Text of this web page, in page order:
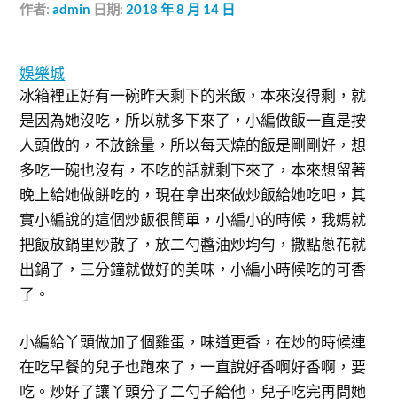
作者:admin 日期: 2018 年 8 月 14 日
娛樂城
冰箱裡正好有一碗昨天剩下的米飯，本來沒得剩，就
是因為她沒吃，所以就多下來了，小編做飯一直是按
人頭做的，不放餘量，所以每天燒的飯是剛剛好，想
多吃一碗也沒有，不吃的話就剩下來了，本來想留著
晚上給她做餅吃的，現在拿出來做炒飯給她吃吧，其
實小編說的這個炒飯很簡單，小編小的時候，我媽就
把飯放鍋里炒散了，放二勺醬油炒均勻，撒點蔥花就
出鍋了，三分鐘就做好的美味，小編小時候吃的可香
了。
小編給丫頭做加了個雞蛋，味道更香，在炒的時候連
在吃早餐的兒子也跑來了，一直說好香啊好香啊，要
吃。炒好了讓丫頭分了二勺子給他，兒子吃完再問她